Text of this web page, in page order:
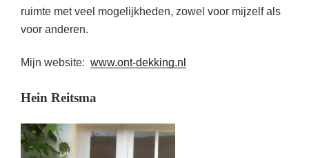
ruimte met veel mogelijkheden, zowel voor mijzelf als
voor anderen.
Mijn website: www.ont-dekking.nl
Hein Reitsma